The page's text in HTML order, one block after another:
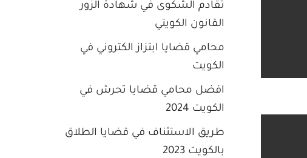
تقادم الشكوى في شهادة الزور
القانون الكويتي
محامي قضايا ابتزاز الكتروني في
الكويت
افضل محامي قضايا تحرش في
الكويت 2024
طريق الاستئناف في قضايا الطلاق
بالكويت 2023